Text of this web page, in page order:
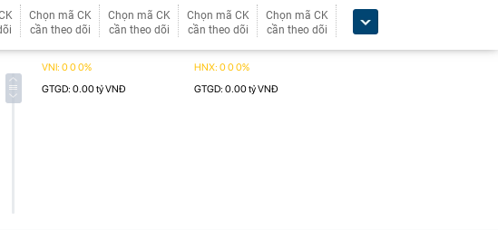
Chọn mã CK
cần theo dõi
Chọn mã CK
cần theo dõi
Chọn mã CK
cần theo dõi
Chọn mã CK
cần theo dõi